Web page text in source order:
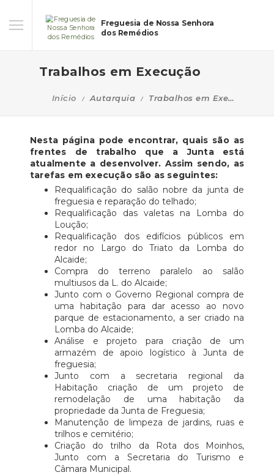
Freguesia de Nossa Senhora
dos Remédios
Trabalhos em Execução
Início Autarquia Trabalhos em Execução
Nesta página pode encontrar, quais são as
frentes de trabalho que a Junta está
atualmente a desenvolver. Assim sendo, as
tarefas em execução são as seguintes:
Requalificação do salão nobre da junta de
freguesia e reparação do telhado;
Requalificação das valetas na Lomba do
Loução;
Requalificação dos edifícios públicos em
redor no Largo do Triato da Lomba do
Alcaide;
Compra do terreno paralelo ao salão
multiusos da L. do Alcaide;
Junto com o Governo Regional compra de
uma habitação para dar acesso ao novo
parque de estacionamento, a ser criado na
Lomba do Alcaide;
Análise e projeto para criação de um
armazém de apoio logístico à Junta de
freguesia;
Junto com a secretaria regional da
Habitação criação de um projeto de
remodelação de uma habitação da
propriedade da Junta de Freguesia;
Manutenção de limpeza de jardins, ruas e
trilhos e cemitério;
Criação do trilho da Rota dos Moinhos,
Junto com a Secretaria do Turismo e
Câmara Municipal.